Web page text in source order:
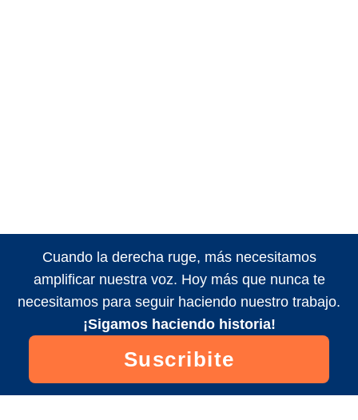
Cuando la derecha ruge, más necesitamos
amplificar nuestra voz. Hoy más que nunca te
necesitamos para seguir haciendo nuestro trabajo.
¡Sigamos haciendo historia!
Suscribite